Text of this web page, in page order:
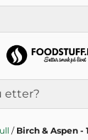
/ Birch & Aspen